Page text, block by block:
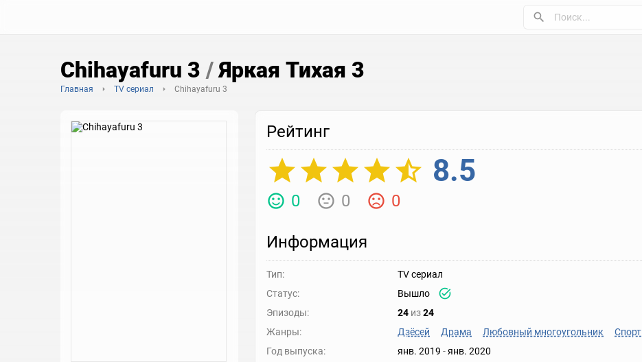
Chihayafuru 3 /Яркая Тихая 3
Главная TV сериал Chihayafuru 3
Рейтинг
8.5
0 0 0
Информация
Тип:
TV сериал
Статус:
Вышло
Эпизоды:
24 из24
Жанры:
Дзёсей Драма Любовный многоугольник Спорт
Год выпуска:
янв. 2019 -янв. 2020